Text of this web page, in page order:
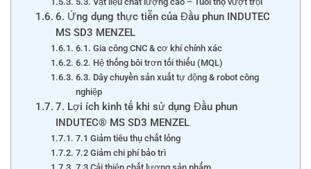
6. Ứng dụng thực tiễn của Đầu phun INDUTEC
MS SD3 MENZEL
6.1. Gia công CNC & cơ khí chính xác
6.2. Hệ thống bôi trơn tối thiểu (MQL)
6.3. Dây chuyền sản xuất tự động & robot công
nghiệp
7. Lợi ích kinh tế khi sử dụng Đầu phun
INDUTEC® MS SD3 MENZEL
7.1 Giảm tiêu thụ chất lỏng
7.2 Giảm chi phí bảo trì